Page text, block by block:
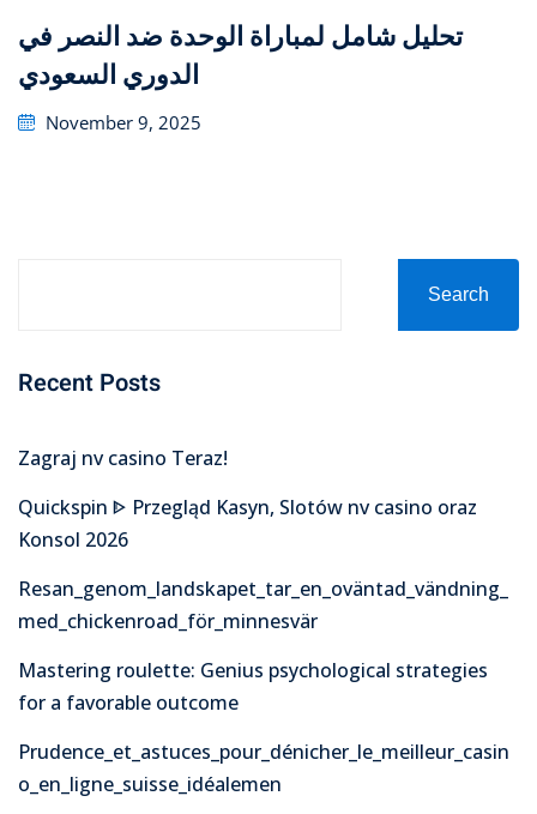
تحليل شامل لمباراة الوحدة ضد النصر في
الدوري السعودي
Posted
November 9, 2025
Search
Recent Posts
Zagraj nv casino Teraz!
Quickspin ᐈ Przegląd Kasyn, Slotów nv casino oraz
Konsol 2026
Resan_genom_landskapet_tar_en_oväntad_vändning_
med_chickenroad_för_minnesvär
Mastering roulette: Genius psychological strategies
for a favorable outcome
Prudence_et_astuces_pour_dénicher_le_meilleur_casin
o_en_ligne_suisse_idéalemen